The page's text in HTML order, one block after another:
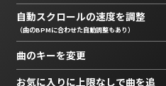
自動スクロールの速度を調整
（曲のBPMに合わせた自動調整もあり）
曲のキーを変更
お気に入りに上限なしで曲を追